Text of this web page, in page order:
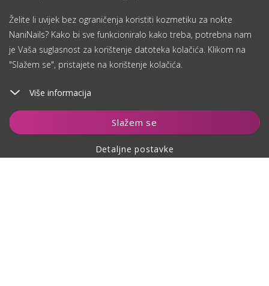
Želite li uvijek bez ograničenja koristiti kozmetiku za nokte
NaniNails? Kako bi sve funkcioniralo kako treba, potrebna nam
je Vaša suglasnost za korištenje datoteka kolačića. Klikom na
"Slažem se", pristajete na korištenje kolačića.
Više informacija
Slažem se
Detaljne postavke
Čuvaj